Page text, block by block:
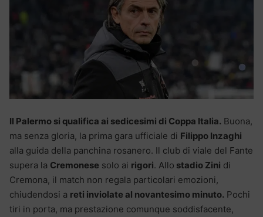
Il Palermo si qualifica ai sedicesimi di Coppa Italia. Buona,
ma senza gloria, la prima gara ufficiale di Filippo Inzaghi
alla guida della panchina rosanero. Il club di viale del Fante
supera la Cremonese solo ai rigori. Allo stadio Zini di
Cremona, il match non regala particolari emozioni,
chiudendosi a reti inviolate al novantesimo minuto. Pochi
tiri in porta, ma prestazione comunque soddisfacente,